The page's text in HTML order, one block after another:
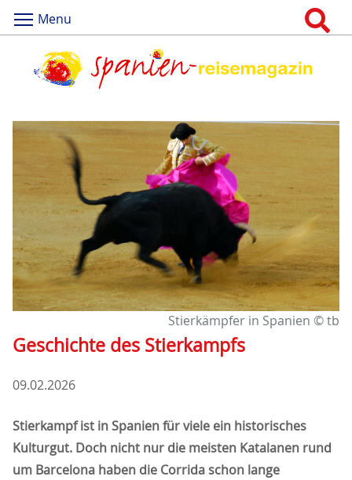
Menu
Stierkämpfer in Spanien © tb
Geschichte des Stierkampfs
09.02.2026
Stierkampf ist in Spanien für viele ein historisches
Kulturgut. Doch nicht nur die meisten Katalanen rund
um Barcelona haben die Corrida schon lange